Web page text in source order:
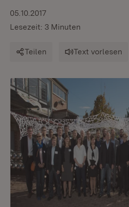
05.10.2017
Lesezeit: 3 Minuten
Teilen Text vorlesen